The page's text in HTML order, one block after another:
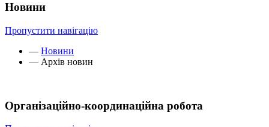
Новини
Пропустити навігацію
— Новини
— Архів новин
Організаційно-координаційна робота